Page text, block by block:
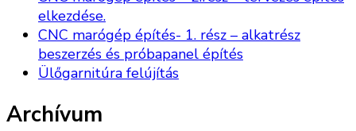
elkezdése.
CNC marógép építés- 1. rész – alkatrész
beszerzés és próbapanel építés
Ülőgarnitúra felújítás
Archívum